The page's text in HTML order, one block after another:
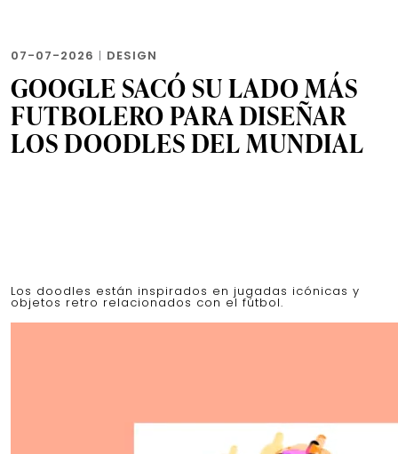
07-07-2026 | DESIGN
GOOGLE SACÓ SU LADO MÁS
FUTBOLERO PARA DISEÑAR
LOS DOODLES DEL MUNDIAL
Los doodles están inspirados en jugadas icónicas y
objetos retro relacionados con el fútbol.